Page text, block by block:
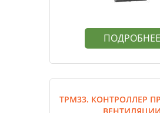
ПОДРОБНЕЕ
ТРМ33. КОНТРОЛЛЕР